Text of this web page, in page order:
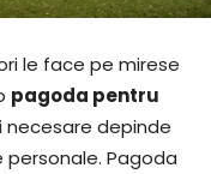
le face pe mirese
pagoda pentru
depinde
Pagoda